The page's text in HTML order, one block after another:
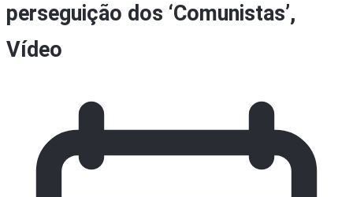
perseguição dos ‘Comunistas’,
Vídeo